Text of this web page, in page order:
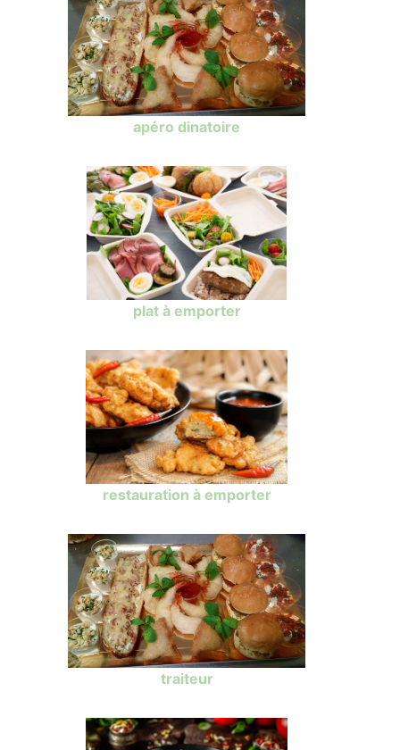
apéro dinatoire
plat à emporter
restauration à emporter
traiteur